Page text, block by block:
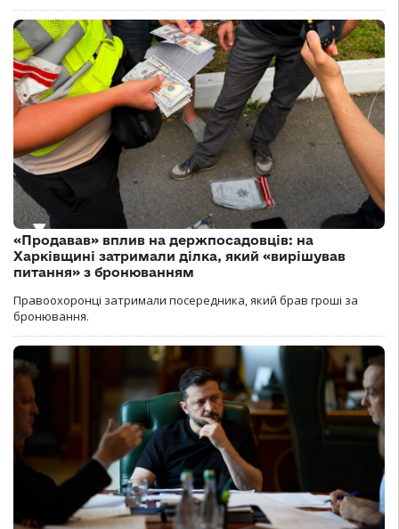
«Продавав» вплив на держпосадовців: на
Харківщині затримали ділка, який «вирішував
питання» з бронюванням
Правоохоронці затримали посередника, який брав гроші за
бронювання.